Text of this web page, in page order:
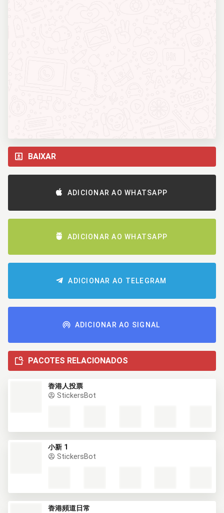
BAIXAR
ADICIONAR AO WHATSAPP
ADICIONAR AO WHATSAPP
ADICIONAR AO TELEGRAM
ADICIONAR AO SIGNAL
PACOTES RELACIONADOS
香港人投票
StickersBot
小新 1
StickersBot
香港頻道日常